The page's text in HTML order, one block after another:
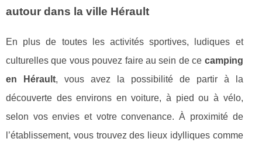
autour dans la ville Hérault
En plus de toutes les activités sportives, ludiques et
culturelles que vous pouvez faire au sein de ce camping
en Hérault, vous avez la possibilité de partir à la
découverte des environs en voiture, à pied ou à vélo,
selon vos envies et votre convenance. À proximité de
l’établissement, vous trouvez des lieux idylliques comme